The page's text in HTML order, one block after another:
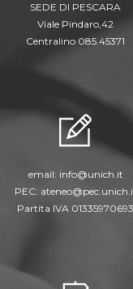
SEDE DI PESCARA
Viale Pindaro,42
Centralino 085.45371
email: info@unich.it
PEC:
Partita IVA 01335970693